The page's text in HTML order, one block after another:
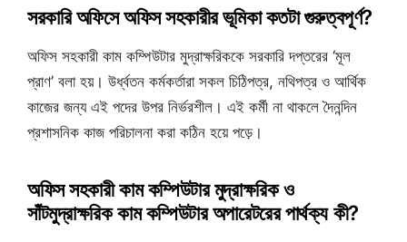
সরকারি অফিসে অফিস সহকারীর ভূমিকা কতটা গুরুত্বপূর্ণ?
অফিস সহকারী কাম কম্পিউটার মুদ্রাক্ষরিককে সরকারি দপ্তরের ‘মূল
প্রাণ’ বলা হয়। উর্ধ্বতন কর্মকর্তারা সকল চিঠিপত্র, নথিপত্র ও আর্থিক
কাজের জন্য এই পদের উপর নির্ভরশীল। এই কর্মী না থাকলে দৈনন্দিন
প্রশাসনিক কাজ পরিচালনা করা কঠিন হয়ে পড়ে।
অফিস সহকারী কাম কম্পিউটার মুদ্রাক্ষরিক ও
সাঁটমুদ্রাক্ষরিক কাম কম্পিউটার অপারেটরের পার্থক্য কী?